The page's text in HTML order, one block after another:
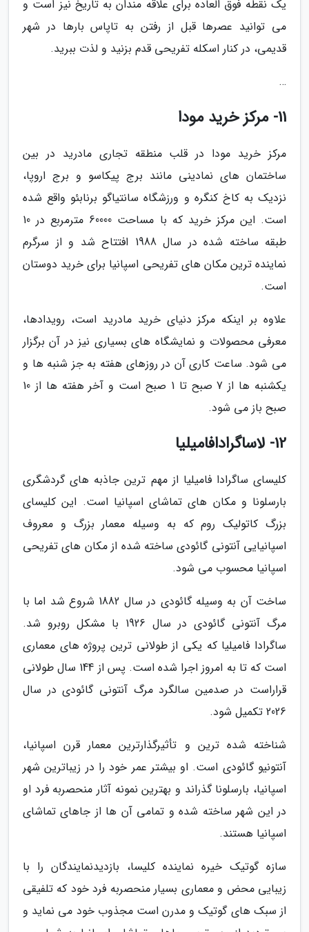
یک نقطه فوق العاده برای علاقه مندان به تاریخ نیز است و
می توانید عصرها قبل از رفتن به تاپاس بارها در شهر
قدیمی، در کنار اسکله تفریحی قدم بزنید و لذت ببرید.
…
11- مرکز خرید مودا
مرکز خرید مودا در قلب منطقه تجاری مادرید در بین
ساختمان های نمادینی مانند برج پیکاسو و برج اروپا،
نزدیک به کاخ کنگره و ورزشگاه سانتیاگو برنابئو واقع شده
است. این مرکز خرید که با مساحت 60000 مترمربع در 10
طبقه ساخته شده در سال 1988 افتتاح شد و از سرگرم
نماینده ترین مکان های تفریحی اسپانیا برای خرید دوستان
است.
علاوه بر اینکه مرکز دنیای خرید مادرید است، رویدادها،
معرفی محصولات و نمایشگاه های بسیاری نیز در آن برگزار
می شود. ساعت کاری آن در روزهای هفته به جز شنبه ها و
یکشنبه ها از 7 صبح تا 1 صبح است و آخر هفته ها از 10
صبح باز می شود.
12- لاساگرادافامیلیا
کلیسای ساگرادا فامیلیا از مهم ترین جاذبه های گردشگری
بارسلونا و مکان های تماشای اسپانیا است. این کلیسای
بزرگ کاتولیک روم که به وسیله معمار بزرگ و معروف
اسپانیایی آنتونی گائودی ساخته شده از مکان های تفریحی
اسپانیا محسوب می شود.
ساخت آن به وسیله گائودی در سال 1882 شروع شد اما با
مرگ آنتونی گائودی در سال 1926 با مشکل روبرو شد.
ساگرادا فامیلیا که یکی از طولانی ترین پروژه های معماری
است که تا به امروز اجرا شده است. پس از 144 سال طولانی
قراراست در صدمین سالگرد مرگ آنتونی گائودی در سال
2026 تکمیل شود.
شناخته شده ترین و تأثیرگذارترین معمار قرن اسپانیا،
آنتونیو گائودی است. او بیشتر عمر خود را در زیباترین شهر
اسپانیا، بارسلونا گذراند و بهترین نمونه آثار منحصربه فرد او
در این شهر ساخته شده و تمامی آن ها از جاهای تماشای
اسپانیا هستند.
سازه گوتیک خیره نماینده کلیسا، بازدیدنمایندگان را با
زیبایی محض و معماری بسیار منحصربه فرد خود که تلفیقی
از سبک های گوتیک و مدرن است مجذوب خود می نماید و